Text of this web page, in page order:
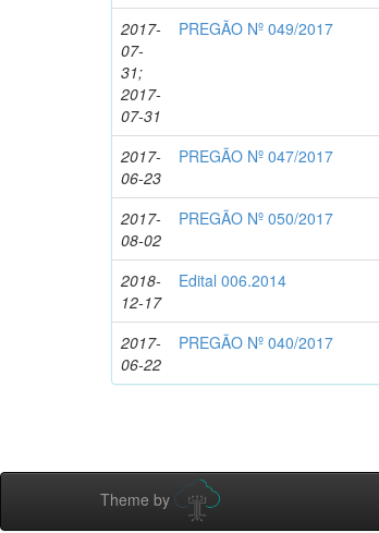
2017-
07-
31;
2017-
07-31
PREGÃO Nº 049/2017
2017-
06-23
PREGÃO Nº 047/2017
2017-
08-02
PREGÃO Nº 050/2017
2018-
12-17
Edital 006.2014
2017-
06-22
PREGÃO Nº 040/2017
Theme by